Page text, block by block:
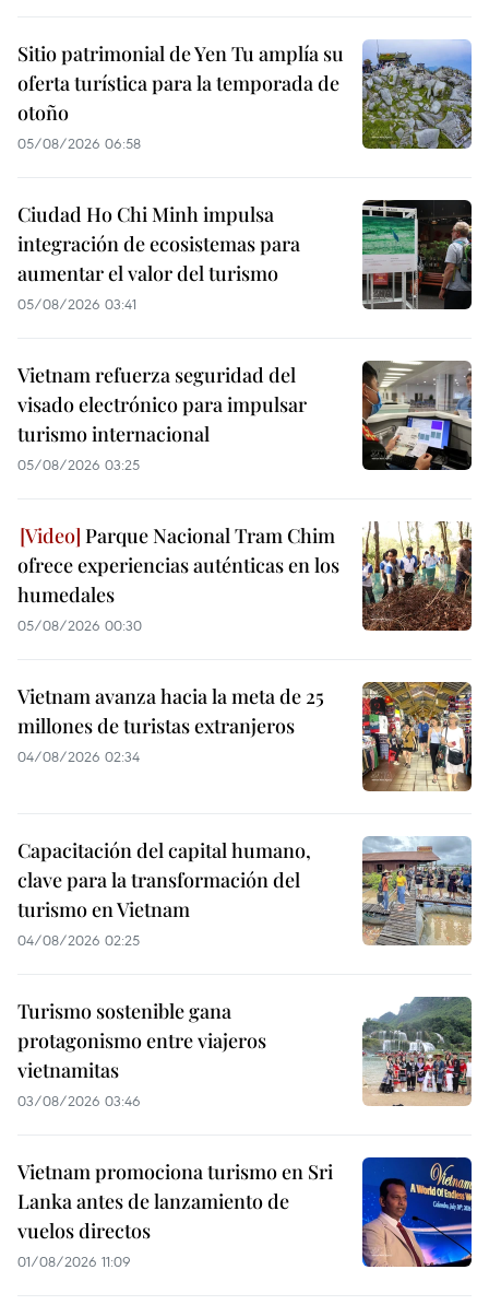
Sitio patrimonial de Yen Tu amplía su
oferta turística para la temporada de
otoño
05/08/2026 06:58
Ciudad Ho Chi Minh impulsa
integración de ecosistemas para
aumentar el valor del turismo
05/08/2026 03:41
Vietnam refuerza seguridad del
visado electrónico para impulsar
turismo internacional
05/08/2026 03:25
Parque Nacional Tram Chim
ofrece experiencias auténticas en los
humedales
05/08/2026 00:30
Vietnam avanza hacia la meta de 25
millones de turistas extranjeros
04/08/2026 02:34
Capacitación del capital humano,
clave para la transformación del
turismo en Vietnam
04/08/2026 02:25
Turismo sostenible gana
protagonismo entre viajeros
vietnamitas
03/08/2026 03:46
Vietnam promociona turismo en Sri
Lanka antes de lanzamiento de
vuelos directos
01/08/2026 11:09